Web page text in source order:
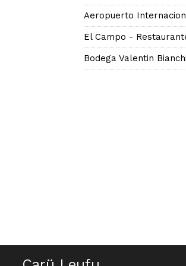
Aeropuerto
El Campo -
Bodega Valentin Bianchi